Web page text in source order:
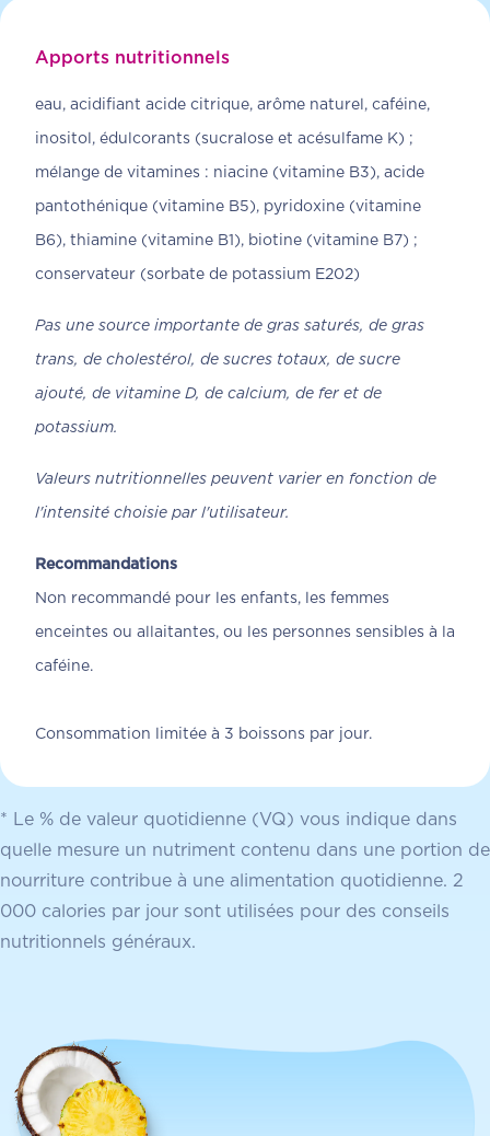
Apports nutritionnels
eau, acidifiant acide citrique, arôme naturel, caféine,
inositol, édulcorants (sucralose et acésulfame K) ;
mélange de vitamines : niacine (vitamine B3), acide
pantothénique (vitamine B5), pyridoxine (vitamine
B6), thiamine (vitamine B1), biotine (vitamine B7) ;
conservateur (sorbate de potassium E202)
Pas une source importante de gras saturés, de gras
trans, de cholestérol, de sucres totaux, de sucre
ajouté, de vitamine D, de calcium, de fer et de
potassium.
Valeurs nutritionnelles peuvent varier en fonction de
l'intensité choisie par l'utilisateur.
Recommandations
Non recommandé pour les enfants, les femmes
enceintes ou allaitantes, ou les personnes sensibles à la
caféine.
Consommation limitée à 3 boissons par jour.
* Le % de valeur quotidienne (VQ) vous indique dans
quelle mesure un nutriment contenu dans une portion de
nourriture contribue à une alimentation quotidienne. 2
000 calories par jour sont utilisées pour des conseils
nutritionnels généraux.